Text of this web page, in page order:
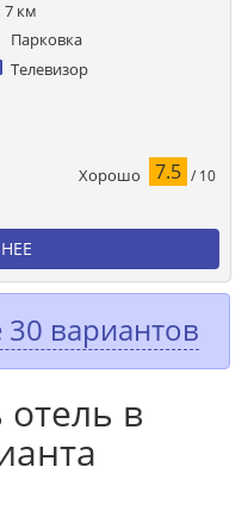
7 км
Парковка
Телевизор
Хорошо 7.5 / 10
вариантов
в